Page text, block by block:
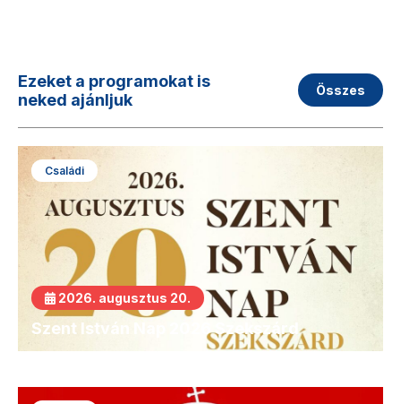
Ezeket a programokat is
neked ajánljuk
Összes
Családi
2026. augusztus 20.
Szent István Nap 2026 Szekszárd